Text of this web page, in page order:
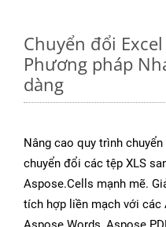
Chuyển đổi
Phương pháp
dàng
Nâng cao quy trình
chuyển đổi các tệp XLS
Aspose.Cells mạnh mẽ.
tích hợp liền mạch với các